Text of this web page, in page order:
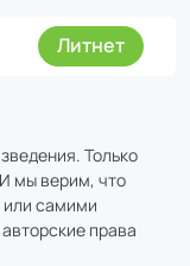
Литнет
Только
мы верим, что
или самими
права